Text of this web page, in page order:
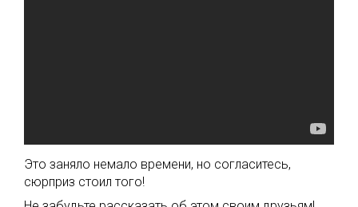
Это заняло немало времени, но согласитесь,
сюрприз стоил того!